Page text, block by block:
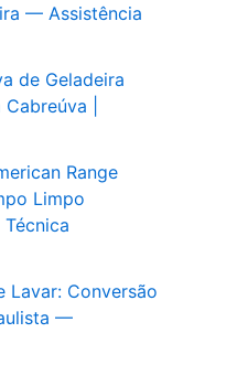
— Assistência
de Geladeira
|
Range
Limpo
Lavar: Conversão
—